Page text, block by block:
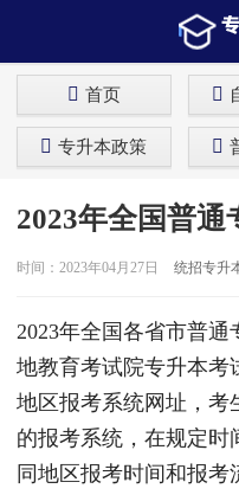
首页
专升本政策
2023年全国普通
时间：2023年04月27日 统招专升
2023年全国各省市普
地教育考试院专升本考
地区报考系统网址，考
的报考系统，在规定时
同地区报考时间和报